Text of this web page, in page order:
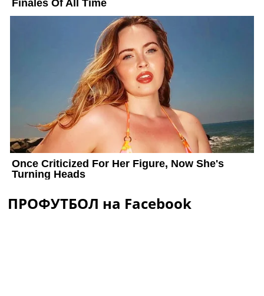
ПРОФУТБОЛ на Facebook